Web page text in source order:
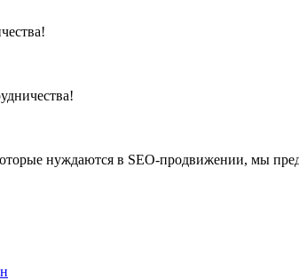
нуждаются в SEO-продвижении, мы